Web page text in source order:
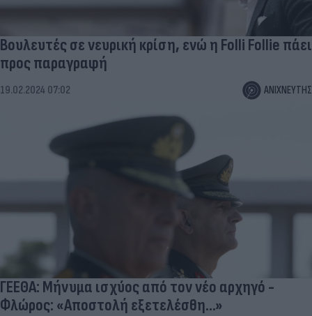
Βουλευτές σε νευρική κρίση, ενώ η Folli Follie πάει
προς παραγραφή
19.02.2024 07:02 ΑΝΙΧΝΕΥΤΗΣ
ΓΕΕΘΑ: Μήνυμα ισχύος από τον νέο αρχηγό -
Φλώρος: «Αποστολή εξετελέσθη...»